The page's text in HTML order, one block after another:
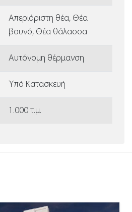
Απεριόριστη θέα, Θέα
βουνό, Θέα θάλασσα
Αυτόνομη θέρμανση
Υπό Κατασκευή
1.000 τ.μ.